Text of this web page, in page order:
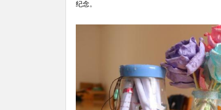
纪念。